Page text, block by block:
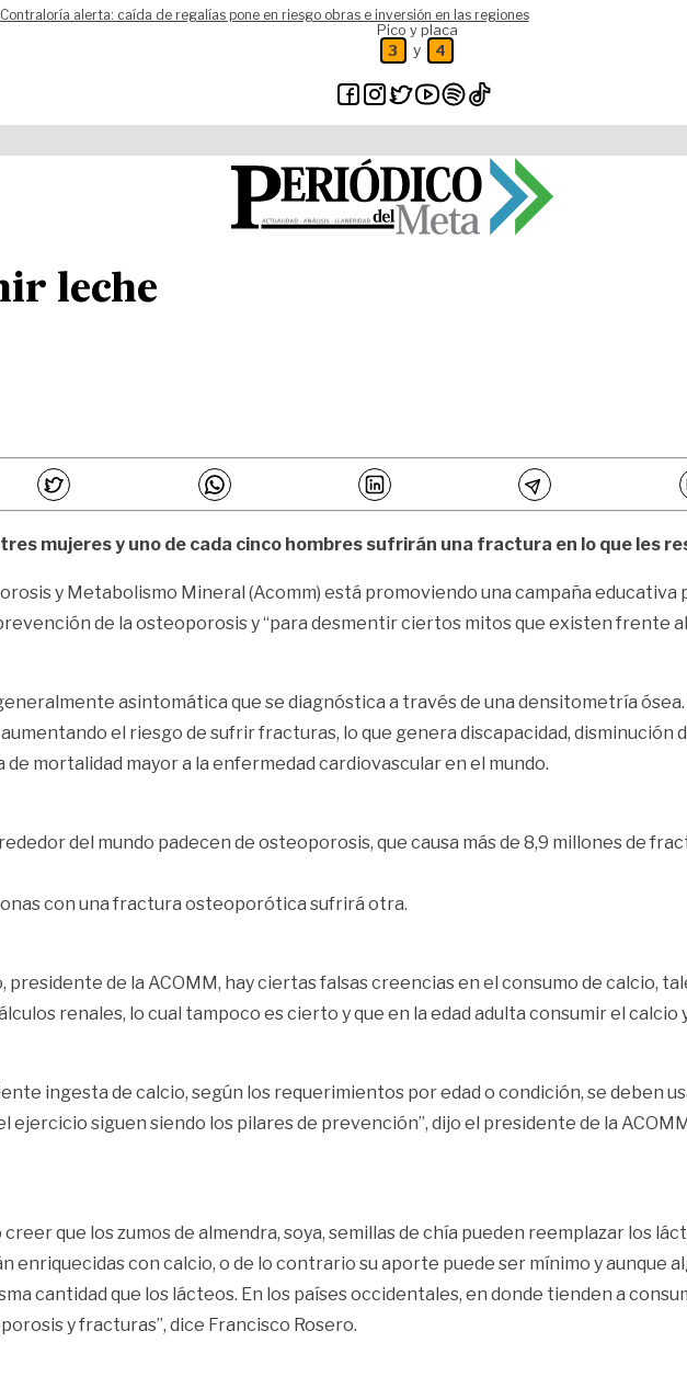
Contraloría alerta: caída de regalías pone en riesgo obras e inversión en las regiones
Pico y placa
3 y 4
leche
mujeres y uno de cada cinco hombres sufrirán una fractura en lo que les
y Metabolismo Mineral (Acomm) está promoviendo una campaña
de la osteoporosis y “para desmentir ciertos mitos que existen frente al
asintomática que se diagnóstica a través de una densitometría
el riesgo de sufrir fracturas, lo que genera discapacidad, disminución
mortalidad mayor a la enfermedad cardiovascular en el mundo.
del mundo padecen de osteoporosis, que causa más de 8,9 millones de
con una fractura osteoporótica sufrirá otra.
presidente de la ACOMM, hay ciertas falsas creencias en el consumo de calcio,
renales, lo cual tampoco es cierto y que en la edad adulta consumir el calcio
ingesta de calcio, según los requerimientos por edad o condición, se deben
ejercicio siguen siendo los pilares de prevención”, dijo el presidente de la
que los zumos de almendra, soya, semillas de chía pueden reemplazar los
enriquecidas con calcio, o de lo contrario su aporte puede ser mínimo y
cantidad que los lácteos. En los países occidentales, en donde tienden a
y fracturas”, dice Francisco Rosero.